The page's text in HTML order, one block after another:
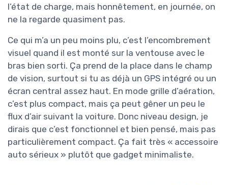
l’état de charge, mais honnêtement, en journée, on
ne la regarde quasiment pas.
Ce qui m’a un peu moins plu, c’est l’encombrement
visuel quand il est monté sur la ventouse avec le
bras bien sorti. Ça prend de la place dans le champ
de vision, surtout si tu as déjà un GPS intégré ou un
écran central assez haut. En mode grille d’aération,
c’est plus compact, mais ça peut gêner un peu le
flux d’air suivant la voiture. Donc niveau design, je
dirais que c’est fonctionnel et bien pensé, mais pas
particulièrement compact. Ça fait très « accessoire
auto sérieux » plutôt que gadget minimaliste.